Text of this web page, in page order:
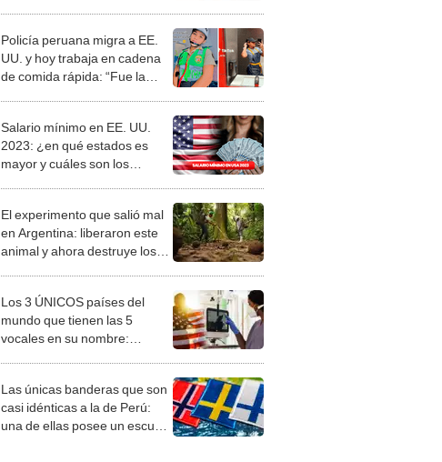
Policía peruana migra a EE.
UU. y hoy trabaja en cadena
de comida rápida: “Fue la
mejor decisión”
Salario mínimo en EE. UU.
2023: ¿en qué estados es
mayor y cuáles son los
montos?
El experimento que salió mal
en Argentina: liberaron este
animal y ahora destruye los
bosques milenarios de la
Patagonia
Los 3 ÚNICOS países del
mundo que tienen las 5
vocales en su nombre:
Las únicas banderas que son
casi idénticas a la de Perú:
una de ellas posee un escudo